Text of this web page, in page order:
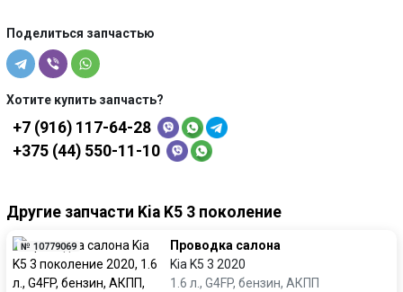
Поделиться запчастью
Хотите купить запчасть?
+7 (916) 117-64-28
+375 (44) 550-11-10
Другие запчасти Kia K5 3 поколение
№ 10779069
Проводка салона
Kia K5 3 2020
1.6 л., G4FP, бензин, АКПП